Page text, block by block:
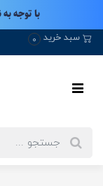
با توجه
سبد خرید 0